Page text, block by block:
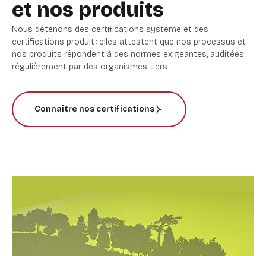
et nos produits
Nous détenons des certifications système et des
certifications produit : elles attestent que nos processus et
nos produits répondent à des normes exigeantes, auditées
régulièrement par des organismes tiers.
Connaître nos certifications